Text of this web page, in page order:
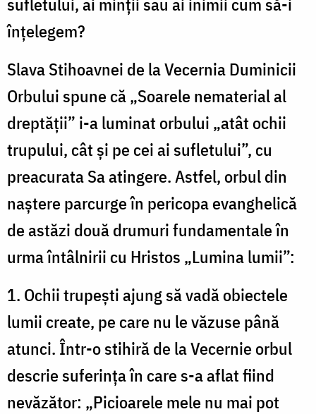
înțelegem?
Slava Stihoavnei de la Vecernia Duminicii
Orbului spune că „Soarele nematerial al
dreptății” i-a luminat orbului „atât ochii
trupului, cât și pe cei ai sufletului”, cu
preacurata Sa atingere. Astfel, orbul din
naștere parcurge în pericopa evanghelică
de astăzi două drumuri fundamentale în
urma întâlnirii cu Hristos „Lumina lumii”:
1. Ochii trupești ajung să vadă obiectele
lumii create, pe care nu le văzuse până
atunci. Într-o stihiră de la Vecernie orbul
descrie suferința în care s-a aflat fiind
nevăzător: „Picioarele mele nu mai pot